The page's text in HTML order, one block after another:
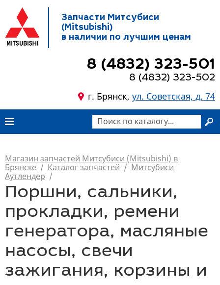
Запчасти Митсубиси
(Mitsubishi)
в наличии по лучшим ценам
8 (4832) 323-501
8 (4832) 323-502
г. Брянск, ул. Советская, д. 74
Магазин запчастей Митсубиси (Mitsubishi) в
Брянске / Каталог запчастей / Митсубиси
Аутлендер /
Поршни, сальники,
прокладки, ремени
генератора, масляные
насосы, свечи
зажигания, корзины и